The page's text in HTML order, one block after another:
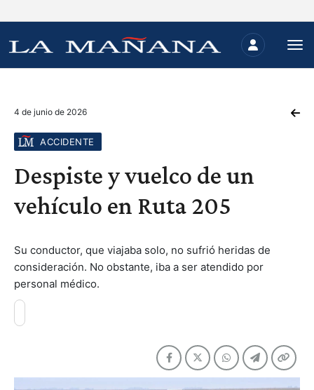
4 de junio de 2026
ACCIDENTE
Despiste y vuelco de un
vehículo en Ruta 205
Su conductor, que viajaba solo, no sufrió heridas de
consideración. No obstante, iba a ser atendido por
personal médico.